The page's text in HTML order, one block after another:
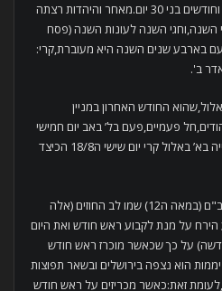
חודשים בני 29 יום וחודשים בני 30 יום.מאחר והיהדות רצתה
השנה,וחגי השנה לעונות השנה (פסח
בארבע שנים השנה היא מעוברת,קרי:
ב'.
החודש האחרון במניין
פעמיים,פעם בל’ באב יום חמישי
ה17/8 ופעם השנייה בא’ באלול קרי יום שישי ה18/8 הכיצד
כבר בתקופת הרמב"ם (במאה ה12) שמו לב החוזים (אלה
על מנת לקבוע ראש חודש ואת היום
על כך שכאשר מוכרז ראש חודש
לאחר חודש בן 30 יממות הוא נצפה בירושלים ובשאר תפוצות
זאת:כאשר מכריזים על ראש חודש